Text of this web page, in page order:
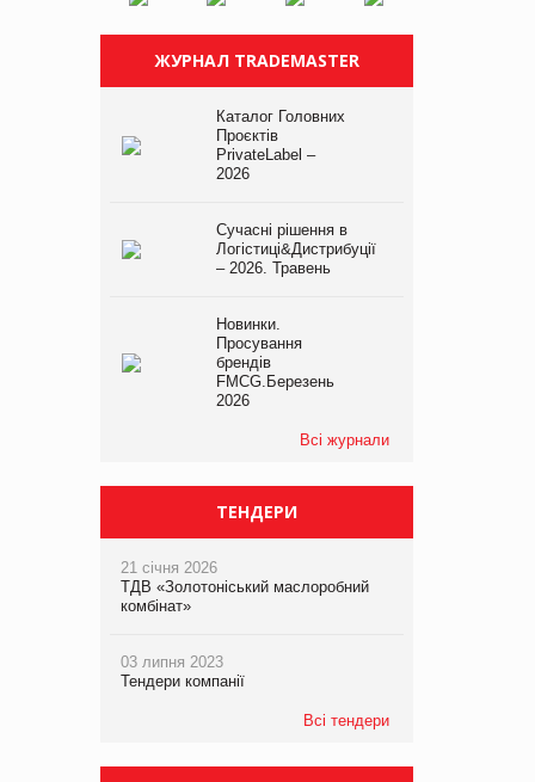
ЖУРНАЛ TRADEMASTER
Каталог Головних
Проєктів
PrivateLabel –
2026
Сучасні рішення в
Логістиці&Дистрибуції
– 2026. Травень
Новинки.
Просування
брендів
FMCG.Березень
2026
Всі журнали
ТЕНДЕРИ
21 січня 2026
ТДВ «Золотоніський маслоробний
комбінат»
03 липня 2023
Тендери компанії
Всі тендери